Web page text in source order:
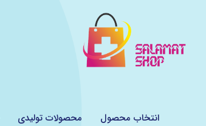
انتخاب محصول محصولات تولیدی